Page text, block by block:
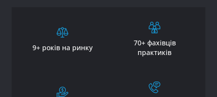
9+ років на ринку
70+ фахівців
практиків